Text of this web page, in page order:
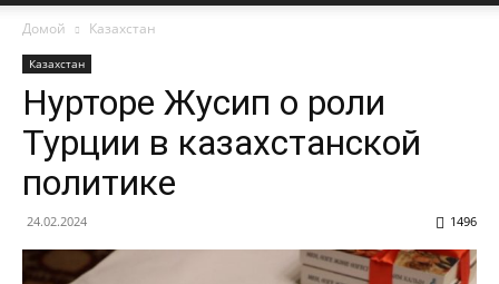
Домой Казахстан
Казахстан
Нурторе Жусип о роли
Турции в казахстанской
политике
24.02.2024 1496